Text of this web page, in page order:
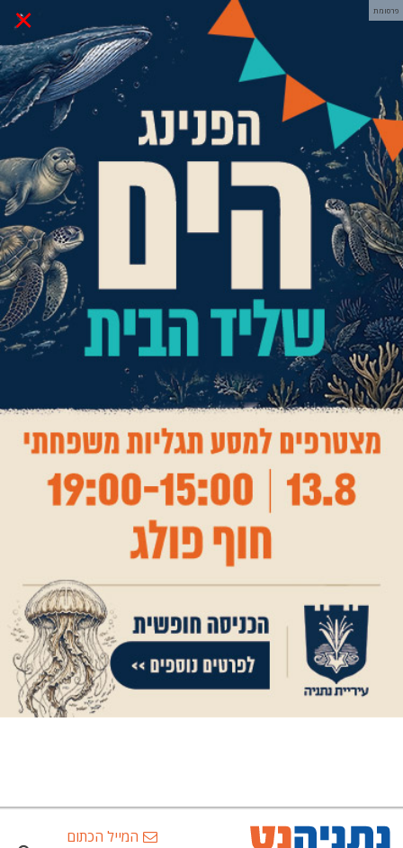
× פרסומת
המייל הכתום